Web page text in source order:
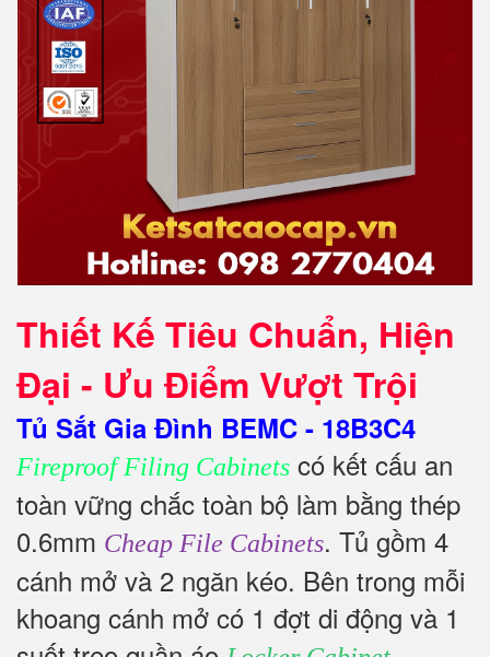
Thiết Kế Tiêu Chuẩn, Hiện
Đại - Ưu Điểm Vượt Trội
Tủ Sắt Gia Đình BEMC - 18B3C4
Fireproof Filing Cabinets có kết cấu an
toàn vững chắc toàn bộ làm bằng thép
0.6mm Cheap File Cabinets. Tủ gồm 4
cánh mở và 2 ngăn kéo. Bên trong mỗi
khoang cánh mở có 1 đợt di động và 1